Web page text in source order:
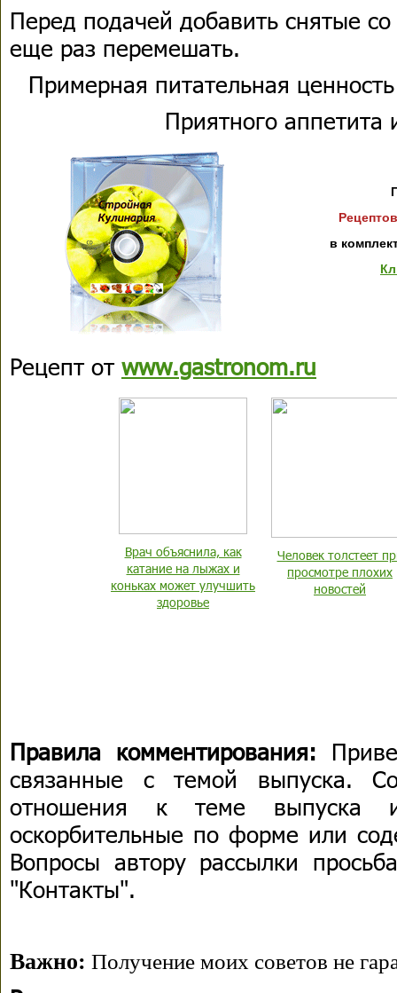
Перед подачей добавить снятые
еще раз перемешать.
Примерная питательная
Приятного аппетита
в
Рецепт от www.gastronom.ru
Врач объяснила, как
катание на лыжах и
коньках может улучшить
здоровье
Человек толстеет
просмотре плохих
новостей
Правила комментирования:
связанные с темой выпуска.
отношения к теме выпуска
оскорбительные по форме или
Вопросы автору рассылки
"Контакты".
Важно: Получение моих советов не